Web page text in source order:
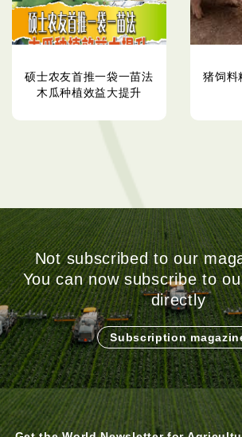
硕士农友首推一袋一苗法
木瓜种植效益大提升
猪饲料
Not subscribed to our
You can now subscribe to
directly
Subscription